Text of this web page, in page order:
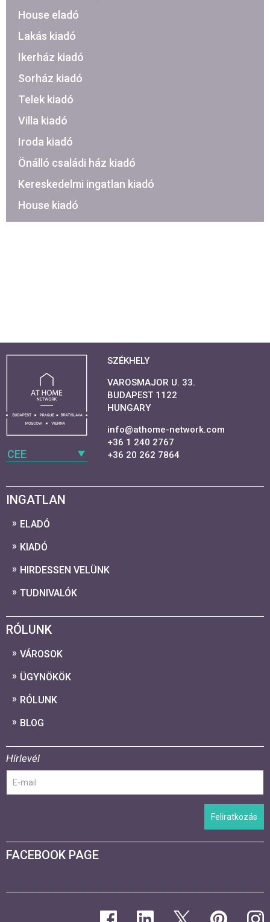
House eladó
Lakás kiadó
Ikerház kiadó
Sorház kiadó
Telek kiadó
Villa kiadó
Iroda kiadó
Önálló családi ház kiadó
Kereskedelmi ingatlan kiadó
House kiadó
CEE
SZÉKHELY
VAROSMAJOR U. 33.
BUDAPEST 1122
HUNGARY
info@athome-network.com
+36 1 240 2767
+36 20 262 7864
INGATLAN
ELADÓ
KIADÓ
HIRDESSEN VELÜNK
TUDNIVALÓK
RÓLUNK
VÁROSOK
ÜGYNÖKÖK
RÓLUNK
BLOG
Hírlevél
Feliratkozás
FACEBOOK PAGE